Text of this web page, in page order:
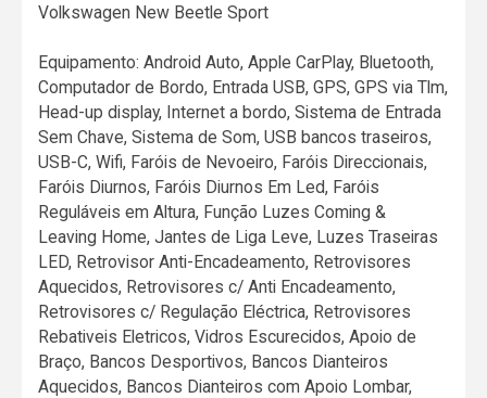
Volkswagen New Beetle Sport
Equipamento: Android Auto, Apple CarPlay, Bluetooth,
Computador de Bordo, Entrada USB, GPS, GPS via Tlm,
Head-up display, Internet a bordo, Sistema de Entrada
Sem Chave, Sistema de Som, USB bancos traseiros,
USB-C, Wifi, Faróis de Nevoeiro, Faróis Direccionais,
Faróis Diurnos, Faróis Diurnos Em Led, Faróis
Reguláveis em Altura, Função Luzes Coming &
Leaving Home, Jantes de Liga Leve, Luzes Traseiras
LED, Retrovisor Anti-Encadeamento, Retrovisores
Aquecidos, Retrovisores c/ Anti Encadeamento,
Retrovisores c/ Regulação Eléctrica, Retrovisores
Rebativeis Eletricos, Vidros Escurecidos, Apoio de
Braço, Bancos Desportivos, Bancos Dianteiros
Aquecidos, Bancos Dianteiros com Apoio Lombar,